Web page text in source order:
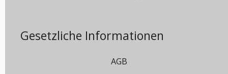
Gesetzliche Informationen
AGB